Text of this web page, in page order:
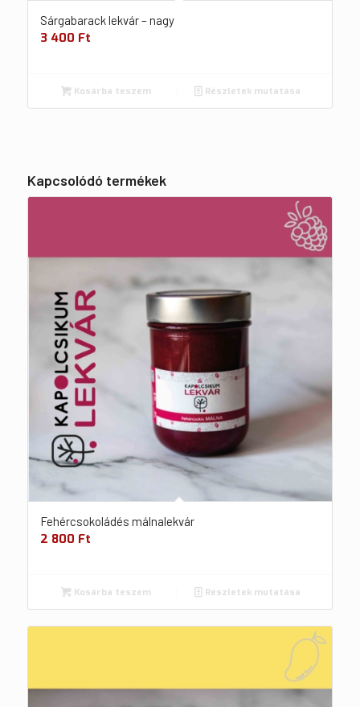
Sárgabarack lekvár – nagy
3 400 Ft
Kosárba teszem Részletek mutatása
Kapcsolódó termékek
Fehércsokoládés málnalekvár
2 800 Ft
Kosárba teszem Részletek mutatása